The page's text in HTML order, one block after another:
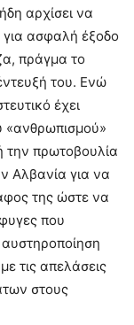
αρχίσει να
για ασφαλή έξοδο
πράγμα το
του. Ενώ
έχει
«ανθρωπισμού»
την πρωτοβουλία
Αλβανία για να
της ώστε να
που
τις απελάσεις
στους